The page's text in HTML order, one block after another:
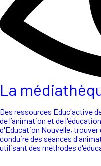
La
Des ressources Éduc'active
de l’animation et de
d'Éducation Nouvelle,
conduire des séances
utilisant des méthodes